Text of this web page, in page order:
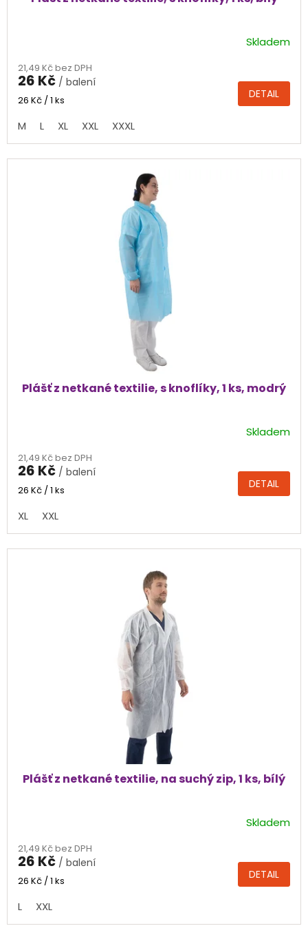
produktu
je
4,0
5
hvězdiček.
Skladem
21,49 Kč bez DPH
26 Kč / balení
Měrná
26 Kč / 1 ks DETAIL
M L XL XXL XXXL
Plášť z netkané textilie, s knoflíky, 1 ks, modrý
produktu
je
4,5
5
hvězdiček.
Skladem
21,49 Kč bez DPH
26 Kč / balení
Měrná
26 Kč / 1 ks DETAIL
XL XXL
Plášť z netkané textilie, na suchý zip, 1 ks, bílý
produktu
je
5,0
5
hvězdiček.
Skladem
21,49 Kč bez DPH
26 Kč / balení
Měrná
26 Kč / 1 ks DETAIL
L XXL